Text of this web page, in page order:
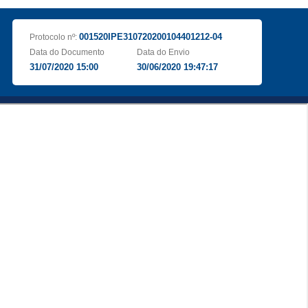
Protocolo nº: 001520IPE310720200104401212-04
Data do Documento
31/07/2020 15:00
Data do Envio
30/06/2020 19:47:17